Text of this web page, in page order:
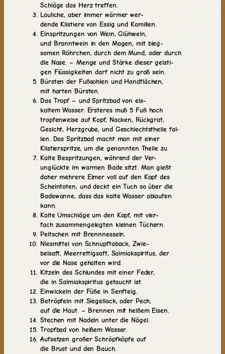
Schläge das Herz treffen.
Lauliche, aber immer wärmer wer-
dende Klistiere von Essig und Kamillen.
Einspritzungen von Wein, Glühwein,
und Branntwein in den Magen, mit bieg-
samen Röhrchen, durch dem Mund, oder durch
die Nase. – Menge und Stärke dieser geisti-
gen Flüssigkeiten darf nicht zu groß sein.
Bürsten der Fußsohlen und Handflächen,
mit harten Bürsten.
Das Tropf – und Spritzbad von eis-
kaltem Wasser. Ersteres muß 5 Fuß hoch
tropfenweise auf Kopf, Nacken, Rückgrat,
Gesicht, Herzgrube, und Geschlechtstheile fal-
len. Das Spritzbad macht man mit einer
Klistierspritze, um die genannten Theile zu
Kalte Bespritzungen, während der Ver-
unglückte im warmen Bade sitzt. Man gießt
daher mehrere Eimer voll auf den Kopf des
Scheintoten, und deckt ein Tuch so über die
Badewanne, dass das kalte Wasser ablaufen
kann.
Kalte Umschläge um den Kopf, mit vier-
fach zusammengelegten kleinen Tüchern.
Peitschen mit Brennnesseln.
Niesmittel von Schnupftaback, Zwie-
belsaft, Meerrettigsaft, Salmiakspiritus, der
vor die Nase gehalten wird.
Kitzeln des Schlundes mit einer Feder,
die in Salmiakspiritus getaucht ist.
Einwickeln der Füße in Senfteig.
Betröpfeln mit Siegellack, oder Pech,
auf die Haut. – Brennen mit heißem Eisen.
Stechen mit Nadeln unter die Nägel.
Tropfbad von heißem Wasser.
Aufsetzen großer Schröpfköpfe auf
die Brust und den Bauch.